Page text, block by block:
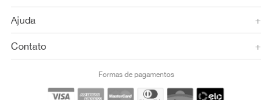
Ajuda +
Contato +
Formas de pagamentos